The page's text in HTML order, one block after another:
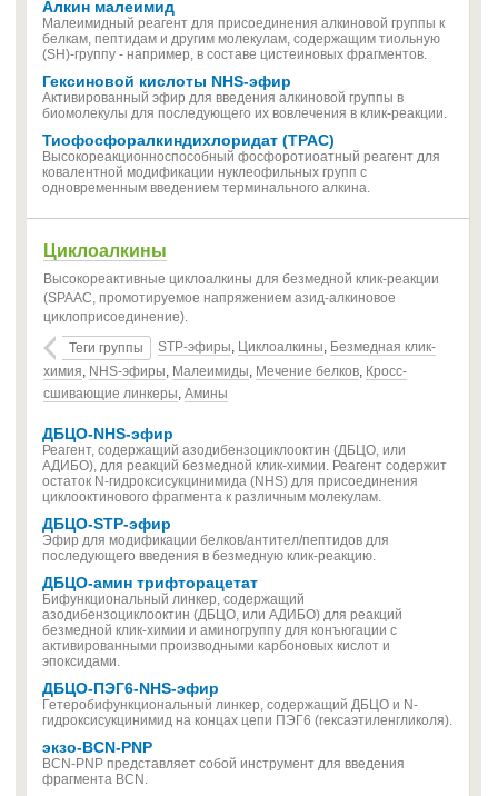
Алкин малеимид
Малеимидный реагент для присоединения алкиновой группы к
белкам, пептидам и другим молекулам, содержащим тиольную
(SH)-группу - например, в составе цистеиновых фрагментов.
Гексиновой кислоты NHS-эфир
Активированный эфир для введения алкиновой группы в
биомолекулы для последующего их вовлечения в клик-реакции.
Тиофосфоралкиндихлоридат (TPAC)
Высокореакционноспособный фосфоротиоатный реагент для
ковалентной модификации нуклеофильных групп с
одновременным введением терминального алкина.
Циклоалкины
Высокореактивные циклоалкины для безмедной клик-реакции
(SPAAC, промотируемое напряжением азид-алкиновое
циклоприсоединение).
Теги группы
STP-эфиры, Циклоалкины, Безмедная клик-
химия, NHS-эфиры, Малеимиды, Мечение белков, Кросс-
сшивающие линкеры, Амины
ДБЦО-NHS-эфир
Реагент, содержащий азодибензоциклооктин (ДБЦО, или
АДИБО), для реакций безмедной клик-химии. Реагент содержит
остаток N-гидроксисукцинимида (NHS) для присоединения
циклооктинового фрагмента к различным молекулам.
ДБЦО-STP-эфир
Эфир для модификации белков/антител/пептидов для
последующего введения в безмедную клик-реакцию.
ДБЦО-амин трифторацетат
Бифункциональный линкер, содержащий
азодибензоциклооктин (ДБЦО, или АДИБО) для реакций
безмедной клик-химии и аминогруппу для конъюгации с
активированными производными карбоновых кислот и
эпоксидами.
ДБЦО-ПЭГ6-NHS-эфир
Гетеробифункциональный линкер, содержащий ДБЦО и N-
гидроксисукцинимид на концах цепи ПЭГ6 (гексаэтиленгликоля).
экзо-BCN-PNP
BCN-PNP представляет собой инструмент для введения
фрагмента BCN.